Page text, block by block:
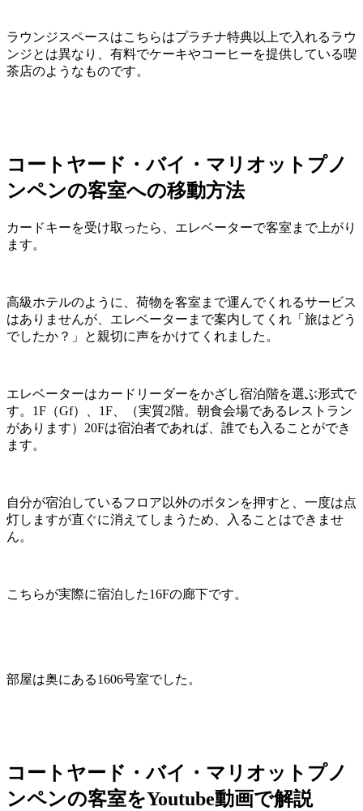
ラウンジスペースはこちらはプラチナ特典以上で入れるラウ
ンジとは異なり、有料でケーキやコーヒーを提供している喫
茶店のようなものです。
コートヤード・バイ・マリオットプノ
ンペンの客室への移動方法
カードキーを受け取ったら、エレベーターで客室まで上がり
ます。
高級ホテルのように、荷物を客室まで運んでくれるサービス
はありませんが、エレベーターまで案内してくれ「旅はどう
でしたか？」と親切に声をかけてくれました。
エレベーターはカードリーダーをかざし宿泊階を選ぶ形式で
す。1F（Gf）、1F、（実質2階。朝食会場であるレストラン
があります）20Fは宿泊者であれば、誰でも入ることができ
ます。
自分が宿泊しているフロア以外のボタンを押すと、一度は点
灯しますが直ぐに消えてしまうため、入ることはできませ
ん。
こちらが実際に宿泊した16Fの廊下です。
部屋は奥にある1606号室でした。
コートヤード・バイ・マリオットプノ
ンペンの客室をYoutube動画で解説